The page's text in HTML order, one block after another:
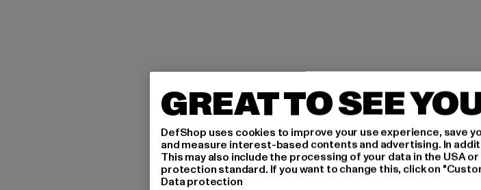
GREAT TO SEE
DefShop uses cookies to improve your use experience, save
and measure interest-based contents and advertising. In
This may also include the processing of your data in the USA
protection standard. If you want to change this, click on
Data protection